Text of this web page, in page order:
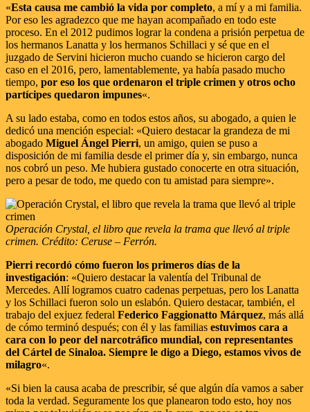
«Esta causa me cambió la vida por completo, a mí y a mi familia.
Por eso les agradezco que me hayan acompañado en todo este
proceso. En el 2012 pudimos lograr la condena a prisión perpetua de
los hermanos Lanatta y los hermanos Schillaci y sé que en el
juzgado de Servini hicieron mucho cuando se hicieron cargo del
caso en el 2016, pero, lamentablemente, ya había pasado mucho
tiempo, por eso los que ordenaron el triple crimen y otros ocho
partícipes quedaron impunes«.
A su lado estaba, como en todos estos años, su abogado, a quien le
dedicó una mención especial: «Quiero destacar la grandeza de mi
abogado Miguel Ángel Pierri, un amigo, quien se puso a
disposición de mi familia desde el primer día y, sin embargo, nunca
nos cobró un peso. Me hubiera gustado conocerte en otra situación,
pero a pesar de todo, me quedo con tu amistad para siempre».
Operación Crystal, el libro que revela la trama que llevó al triple
crimen. Crédito: Ceruse – Ferrón.
Pierri recordó cómo fueron los primeros días de la
investigación: «Quiero destacar la valentía del Tribunal de
Mercedes. Allí logramos cuatro cadenas perpetuas, pero los Lanatta
y los Schillaci fueron solo un eslabón. Quiero destacar, también, el
trabajo del exjuez federal Federico Faggionatto Márquez, más allá
de cómo terminó después; con él y las familias estuvimos cara a
cara con lo peor del narcotráfico mundial, con representantes
del Cártel de Sinaloa. Siempre le digo a Diego, estamos vivos de
milagro«.
«Si bien la causa acaba de prescribir, sé que algún día vamos a saber
toda la verdad. Seguramente los que planearon todo esto, hoy nos